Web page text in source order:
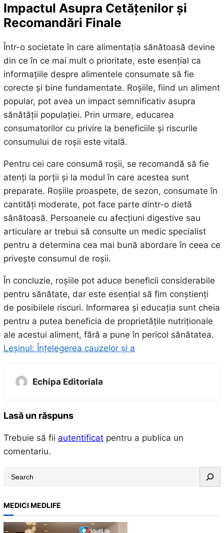
Impactul Asupra Cetățenilor și
Recomandări Finale
Într-o societate în care alimentația sănătoasă devine
din ce în ce mai mult o prioritate, este esențial ca
informațiile despre alimentele consumate să fie
corecte și bine fundamentate. Roșiile, fiind un aliment
popular, pot avea un impact semnificativ asupra
sănătății populației. Prin urmare, educarea
consumatorilor cu privire la beneficiile și riscurile
consumului de roșii este vitală.
Pentru cei care consumă roșii, se recomandă să fie
atenți la porții și la modul în care acestea sunt
preparate. Roșiile proaspete, de sezon, consumate în
cantități moderate, pot face parte dintr-o dietă
sănătoasă. Persoanele cu afecțiuni digestive sau
articulare ar trebui să consulte un medic specialist
pentru a determina cea mai bună abordare în ceea ce
privește consumul de roșii.
În concluzie, roșiile pot aduce beneficii considerabile
pentru sănătate, dar este esențial să fim conștienți
de posibilele riscuri. Informarea și educația sunt cheia
pentru a putea beneficia de proprietățile nutriționale
ale acestui aliment, fără a pune în pericol sănătatea.
Leșinul: Înțelegerea cauzelor și a
Echipa Editoriala
Lasă un răspuns
Trebuie să fii autentificatpentru a publica un
comentariu.
r
c
MEDICI MEDLIFE